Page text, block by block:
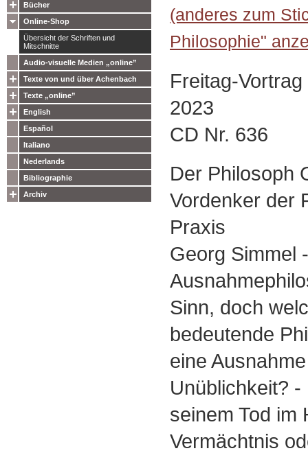
Bücher
Online-Shop
Übersicht der Schriften und
Mitschnitte
Audio-visuelle Medien „online”
Texte von und über Achenbach
Texte „online”
English
Español
Italiano
Nederlands
Bibliographie
Archiv
(anderes zum
Philosophie"
Freitag-
2023
CD Nr. 636
Der Philosoph
Vordenker der
Praxis
Georg Simmel
Sinn, doch
bedeutende
eine
Unüblichkeit?
seinem Tod im
Vermächtnis